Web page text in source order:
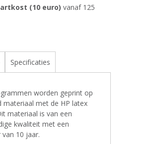
(10 euro) vanaf 125
Specificaties
worden geprint op
materiaal met de HP latex
materiaal is van een
kwaliteit met een
van 10 jaar.